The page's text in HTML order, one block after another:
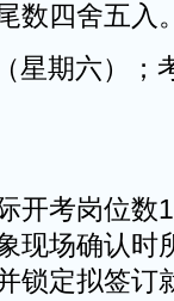
数四舍五入
星期六）；
开考岗位数
现场确认时
锁定拟签订